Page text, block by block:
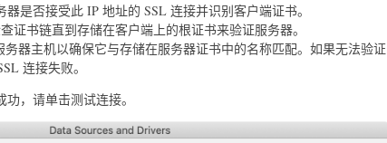
器是否接受此 IP 地址的 SSL 连接并识别客户端证书。
证书链直到存储在客户端上的根证书来验证服务器。
务器主机以确保它与存储在服务器证书中的名称匹配。如果无法验证
连接失败。
，请单击测试连接。